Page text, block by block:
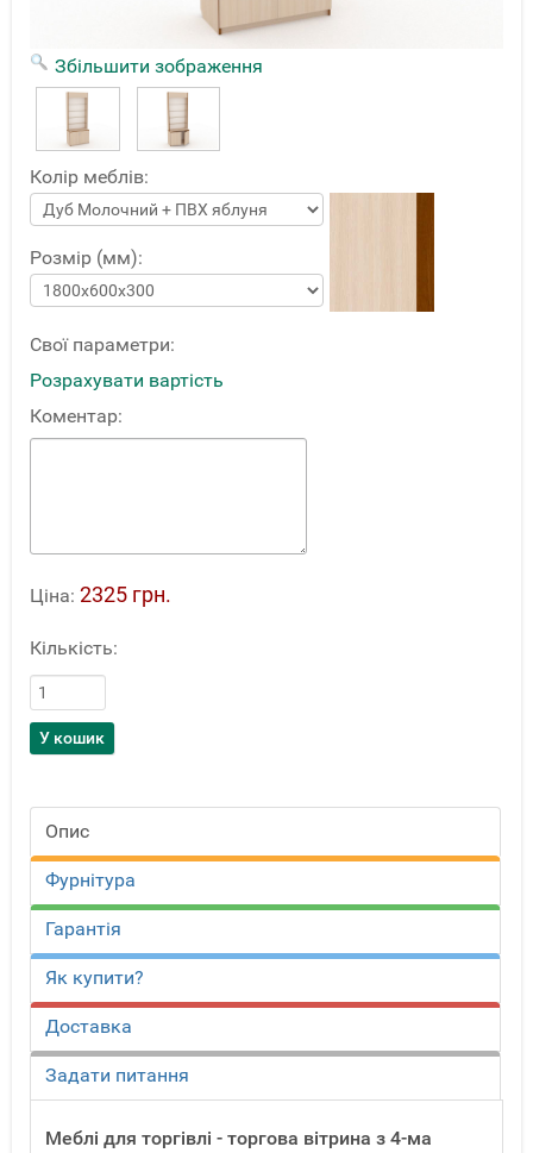
Збільшити зображення
Колір меблів:
Розмір (мм):
Свої параметри:
Розрахувати вартість
Коментар:
Ціна: 2325 грн.
Кількість:
Опис
Фурнітура
Гарантія
Як купити?
Доставка
Задати питання
Меблі для торгівлі - торгова вітрина з 4-ма